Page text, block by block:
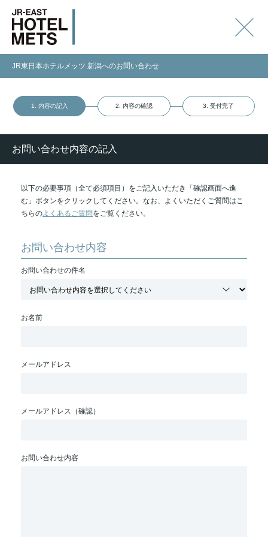
JR東日本ホテルメッツ 新潟へのお問い合わせ
1. 内容の記入 2. 内容の確認 3. 受付完了
お問い合わせ内容の記入
以下の必要事項（全て必須項目）をご記入いただき「確認画面へ進
む」ボタンをクリックしてください。なお、よくいただくご質問はこ
ちらのよくあるご質問をご覧ください。
お問い合わせ内容
お問い合わせの件名
お名前
メールアドレス
メールアドレス（確認）
お問い合わせ内容